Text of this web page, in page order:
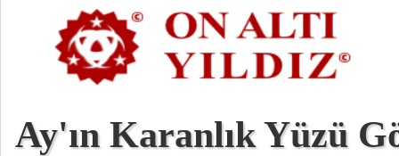
Ay'ın Karanlık Yüzü